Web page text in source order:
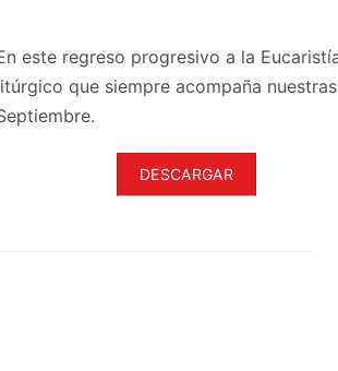
este regreso progresivo a la
que siempre acompaña
DESCARGAR